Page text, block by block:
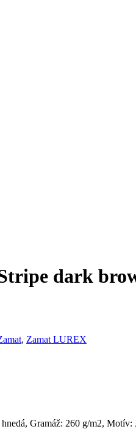
dark
, Zamat LUREX
Gramáž: 260 g/m2,